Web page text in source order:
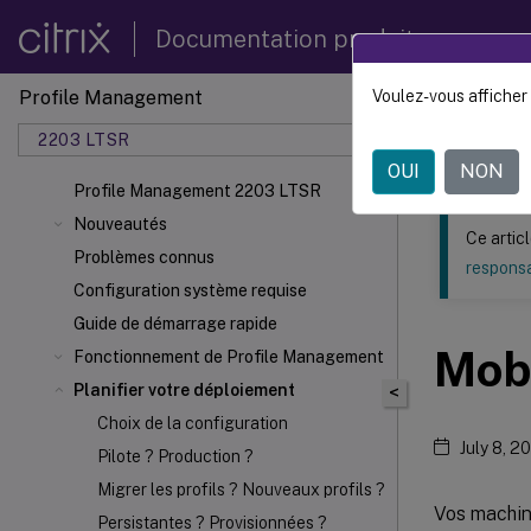
Documentation produit
Profile Management
2203 LTSR
Profile Management 2203 LTSR
Nouveautés
Problèmes connus
Configuration système requise
Guide de démarrage rapide
Fonctionnement de Profile Management
Planifier votre déploiement
Choix de la configuration
Pilote ? Production ?
Migrer les profils ? Nouveaux profils ?
Persistantes ? Provisionnées ?
Ce contenu a
Profile
<
Ce
July 8,
Vos
Voulez-vous
OUI NON